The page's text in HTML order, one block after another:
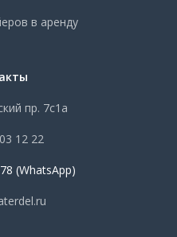
в аренду
пр. 7с1а
12 22
(WhatsApp)